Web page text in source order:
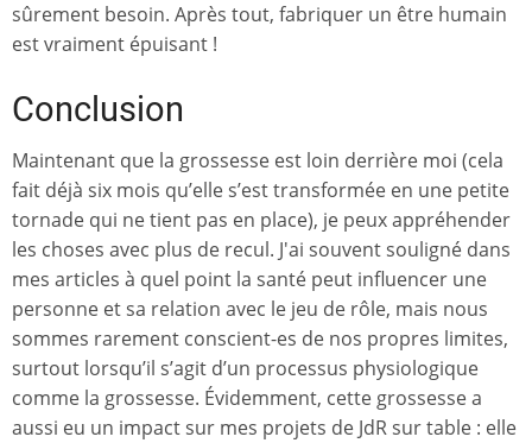
sûrement besoin. Après tout, fabriquer un être humain
est vraiment épuisant !
Conclusion
Maintenant que la grossesse est loin derrière moi (cela
fait déjà six mois qu’elle s’est transformée en une petite
tornade qui ne tient pas en place), je peux appréhender
les choses avec plus de recul. J'ai souvent souligné dans
mes articles à quel point la santé peut influencer une
personne et sa relation avec le jeu de rôle, mais nous
sommes rarement conscient-es de nos propres limites,
surtout lorsqu’il s’agit d’un processus physiologique
comme la grossesse. Évidemment, cette grossesse a
aussi eu un impact sur mes projets de JdR sur table : elle